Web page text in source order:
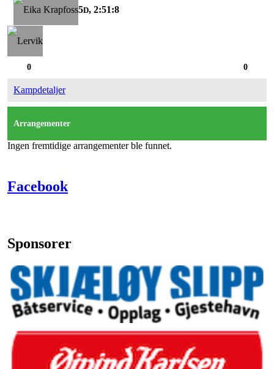
5D, 2:51:6
0
0
Kampdetaljer
Arrangementer
Ingen fremtidige arrangementer ble funnet.
Facebook
Sponsorer